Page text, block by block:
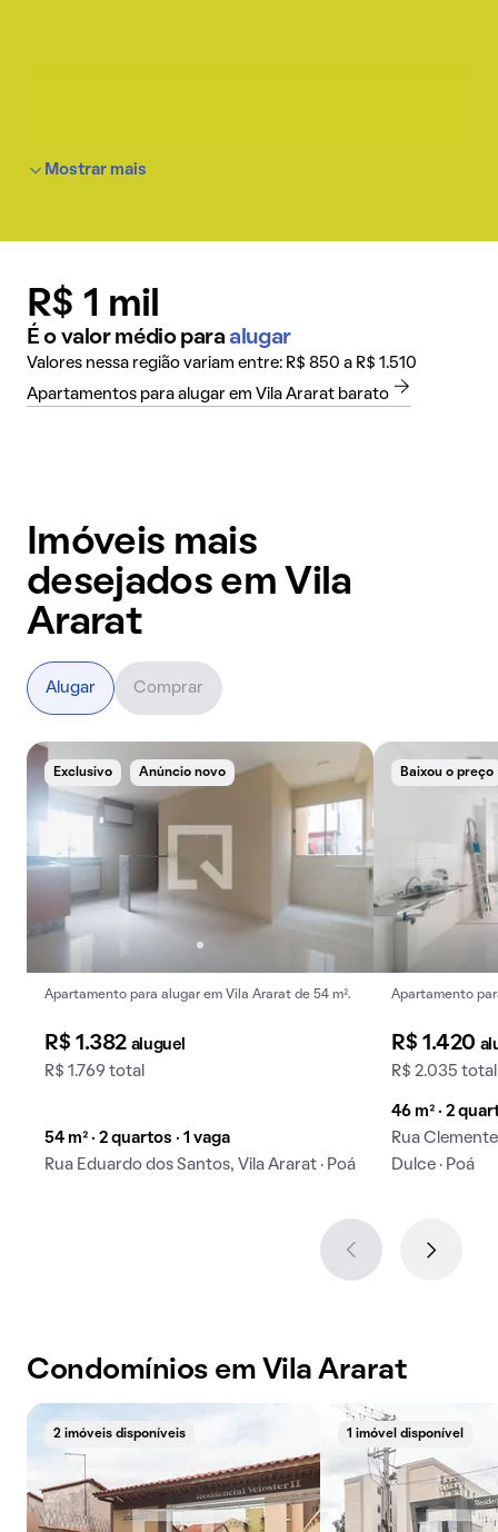
Mostrar mais
R$ 1 mil
É o valor médio para alugar
Valores nessa região variam entre: R$ 850 a R$ 1.510
Apartamentos para alugar em Vila Ararat barato
Imóveis mais
desejados em Vila
Ararat
Exclusivo Anúncio novo
Apartamento para alugar em Vila Ararat de 54 m².
R$ 1.382 aluguel
R$ 1.769 total
54 m² · 2 quartos · 1 vaga
Rua Eduardo dos Santos, Vila Ararat · Poá
Baixou o preço
Apartamento
R$ 1.420
R$ 2.035 total
46 m² · 2
Rua
Dulce · Poá
Alugar Comprar
Condomínios em Vila Ararat
2 imóveis disponíveis 1 imóvel disponível